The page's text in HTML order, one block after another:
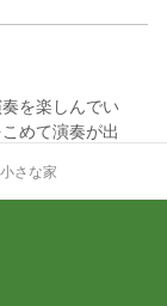
を楽しんでい
めて演奏が出
さな家